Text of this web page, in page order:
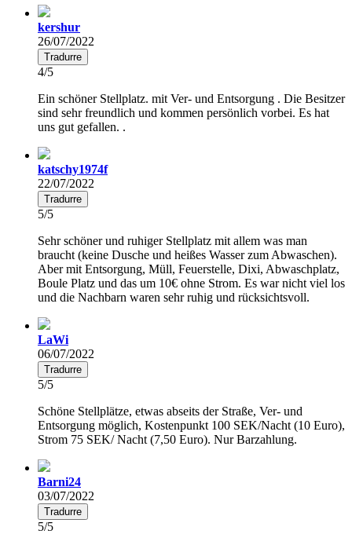
kershur
26/07/2022
Tradurre
4/5
Ein schöner Stellplatz. mit Ver- und Entsorgung . Die Besitzer
sind sehr freundlich und kommen persönlich vorbei. Es hat
uns gut gefallen. .
katschy1974f
22/07/2022
Tradurre
5/5
Sehr schöner und ruhiger Stellplatz mit allem was man
braucht (keine Dusche und heißes Wasser zum Abwaschen).
Aber mit Entsorgung, Müll, Feuerstelle, Dixi, Abwaschplatz,
Boule Platz und das um 10€ ohne Strom. Es war nicht viel los
und die Nachbarn waren sehr ruhig und rücksichtsvoll.
LaWi
06/07/2022
Tradurre
5/5
Schöne Stellplätze, etwas abseits der Straße, Ver- und
Entsorgung möglich, Kostenpunkt 100 SEK/Nacht (10 Euro),
Strom 75 SEK/ Nacht (7,50 Euro). Nur Barzahlung.
Barni24
03/07/2022
Tradurre
5/5